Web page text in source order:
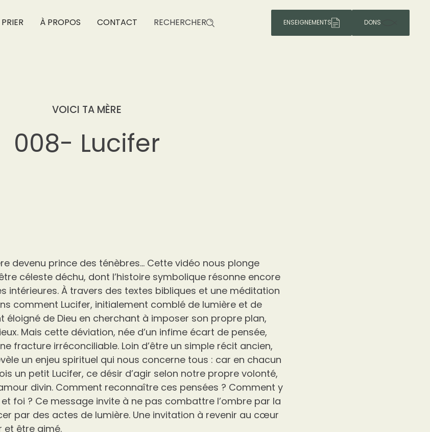
PRIER À PROPOS CONTACT RECHERCHER ENSEIGNEMENTS DONS
VOICI TA MÈRE
008- Lucifer
devenu prince des ténèbres… Cette vidéo nous plonge
céleste déchu, dont l’histoire symbolique résonne encore
intérieures. À travers des textes bibliques et une méditation
comment Lucifer, initialement comblé de lumière et de
éloigné de Dieu en cherchant à imposer son propre plan,
Mais cette déviation, née d’un infime écart de pensée,
fracture irréconciliable. Loin d’être un simple récit ancien,
un enjeu spirituel qui nous concerne tous : car en chacun
un petit Lucifer, ce désir d’agir selon notre propre volonté,
divin. Comment reconnaître ces pensées ? Comment y
foi ? Ce message invite à ne pas combattre l’ombre par la
par des actes de lumière. Une invitation à revenir au cœur
et être aimé.